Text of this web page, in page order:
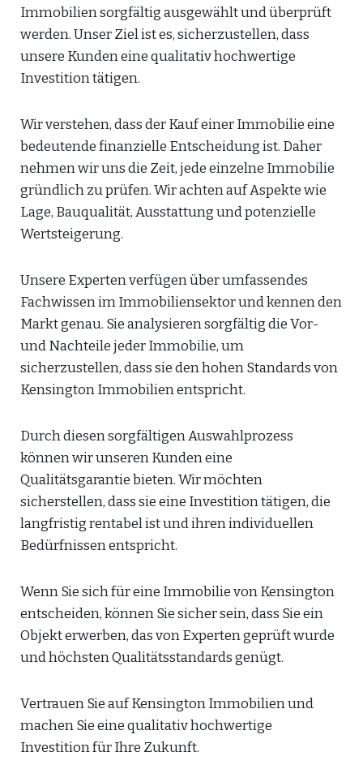
Immobilien sorgfältig ausgewählt und überprüft
werden. Unser Ziel ist es, sicherzustellen, dass
unsere Kunden eine qualitativ hochwertige
Investition tätigen.
Wir verstehen, dass der Kauf einer Immobilie eine
bedeutende finanzielle Entscheidung ist. Daher
nehmen wir uns die Zeit, jede einzelne Immobilie
gründlich zu prüfen. Wir achten auf Aspekte wie
Lage, Bauqualität, Ausstattung und potenzielle
Wertsteigerung.
Unsere Experten verfügen über umfassendes
Fachwissen im Immobiliensektor und kennen den
Markt genau. Sie analysieren sorgfältig die Vor-
und Nachteile jeder Immobilie, um
sicherzustellen, dass sie den hohen Standards von
Kensington Immobilien entspricht.
Durch diesen sorgfältigen Auswahlprozess
können wir unseren Kunden eine
Qualitätsgarantie bieten. Wir möchten
sicherstellen, dass sie eine Investition tätigen, die
langfristig rentabel ist und ihren individuellen
Bedürfnissen entspricht.
Wenn Sie sich für eine Immobilie von Kensington
entscheiden, können Sie sicher sein, dass Sie ein
Objekt erwerben, das von Experten geprüft wurde
und höchsten Qualitätsstandards genügt.
Vertrauen Sie auf Kensington Immobilien und
machen Sie eine qualitativ hochwertige
Investition für Ihre Zukunft.